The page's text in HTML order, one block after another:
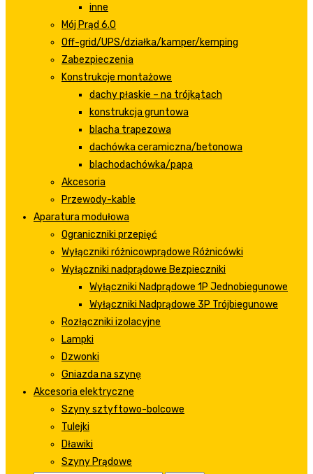
inne
Mój Prąd 6.0
Off-grid/UPS/działka/kamper/kemping
Zabezpieczenia
Konstrukcje montażowe
dachy płaskie – na trójkątach
konstrukcja gruntowa
blacha trapezowa
dachówka ceramiczna/betonowa
blachodachówka/papa
Akcesoria
Przewody-kable
Aparatura modułowa
Ograniczniki przepięć
Wyłączniki różnicowprądowe Różnicówki
Wyłączniki nadprądowe Bezpieczniki
Wyłączniki Nadprądowe 1P Jednobiegunowe
Wyłączniki Nadprądowe 3P Trójbiegunowe
Rozłączniki izolacyjne
Lampki
Dzwonki
Gniazda na szynę
Akcesoria elektryczne
Szyny sztyftowo-bolcowe
Tulejki
Dławiki
Szyny Prądowe